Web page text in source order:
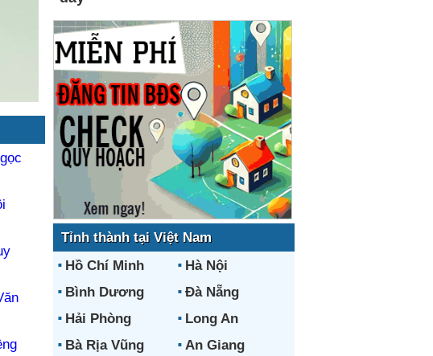
Tỉnh thành tại Việt Nam
Hồ Chí Minh
Hà Nội
Bình Dương
Đà Nẵng
Hải Phòng
Long An
Bà Rịa Vũng
An Giang